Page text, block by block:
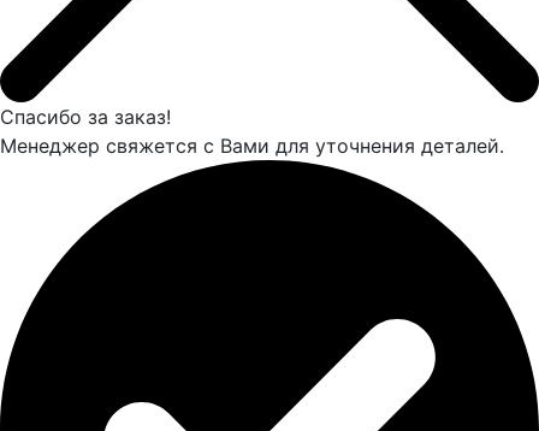
Спасибо за заказ!
Менеджер свяжется с Вами для уточнения деталей.